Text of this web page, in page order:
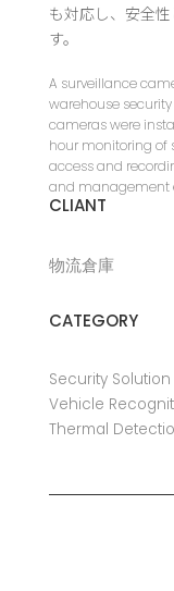
も対応し、安全
す。
A surveillance
warehouse
cameras were
hour monitoring of
access and
and management
CLIANT
物流倉庫
CATEGORY
Security Solution
Vehicle
Thermal